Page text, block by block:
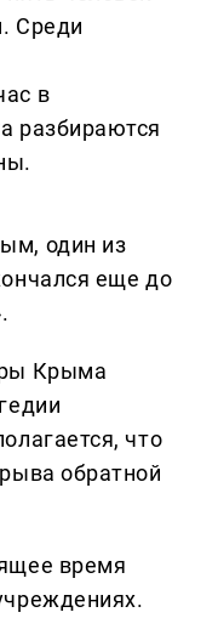
Среди
в
разбираются
один из
еще до
Крыма
что
обратной
время